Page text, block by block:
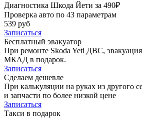
Диагностика Шкода Йети за 490₽
Проверка авто по 43 параметрам
539 руб
Записаться
Бесплатный эвакуатор
При ремонте Skoda Yeti ДВС, эвакуация
МКАД в подарок.
Записаться
Сделаем дешевле
При калькуляции на руках из другого
и запчасти по более низкой цене
Записаться
Такси в подарок